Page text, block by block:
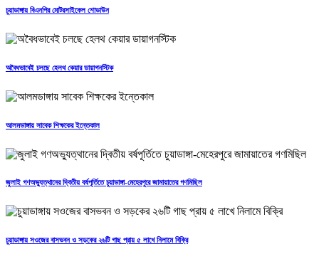
চুয়াডাঙ্গায় বিএনপির মোটরসাইকেল শোডাউন
অবৈধভাবেই চলছে হেলথ কেয়ার ডায়াগনস্টিক
আলমডাঙ্গায় সাবেক শিক্ষকের ইন্তেকাল
জুলাই গণঅভ্যুত্থানের দ্বিতীয় বর্ষপূর্তিতে চুয়াডাঙ্গা-মেহেরপুরে জামায়াতের গণমিছিল
চুয়াডাঙ্গায় সওজের বাসভবন ও সড়কের ২৬টি গাছ প্রায় ৫ লাখে নিলামে বিক্রি